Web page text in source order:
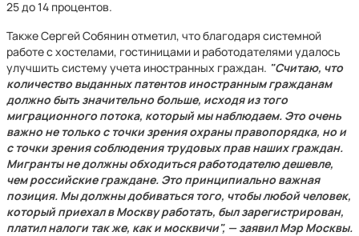
25 до 14 процентов.
Также Сергей Собянин отметил, что благодаря системной
работе с хостелами, гостиницами и работодателями удалось
улучшить систему учета иностранных граждан. "Считаю, что
количество выданных патентов иностранным гражданам
должно быть значительно больше, исходя из того
миграционного потока, который мы наблюдаем. Это очень
важно не только с точки зрения охраны правопорядка, но и
с точки зрения соблюдения трудовых прав наших граждан.
Мигранты не должны обходиться работодателю дешевле,
чем российские граждане. Это принципиально важная
позиция. Мы должны добиваться того, чтобы любой человек,
который приехал в Москву работать, был зарегистрирован,
платил налоги так же, как и москвичи", — заявил Мэр Москвы.